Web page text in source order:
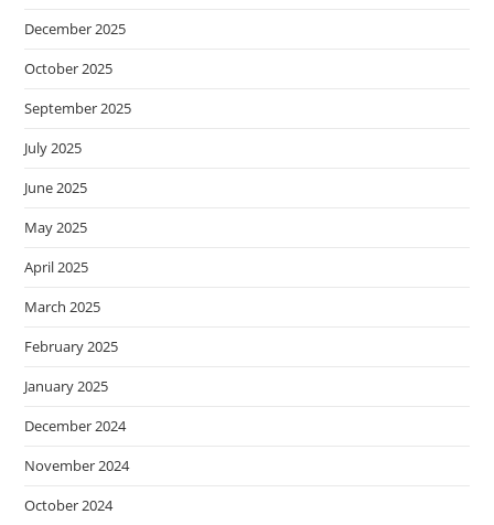
December 2025
October 2025
September 2025
July 2025
June 2025
May 2025
April 2025
March 2025
February 2025
January 2025
December 2024
November 2024
October 2024